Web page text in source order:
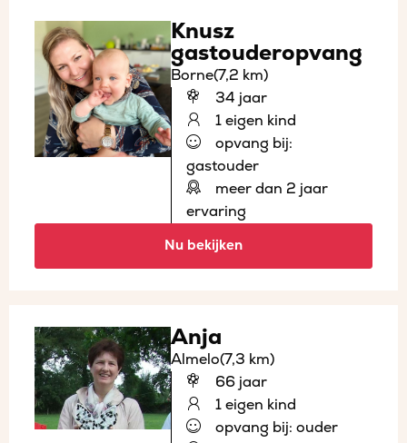
Knusz
gastouderopvang
Borne(7,2 km)
34 jaar
1 eigen kind
opvang bij:
gastouder
meer dan 2 jaar
ervaring
Nu bekijken
Anja
Almelo(7,3 km)
66 jaar
1 eigen kind
opvang bij: ouder